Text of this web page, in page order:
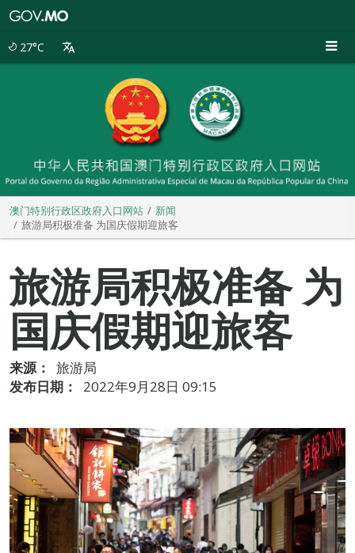
27°C
澳门特别行政区政府入口网站
新闻
旅游局积极准备 为国庆假期迎旅客
旅游局积极准备 为
国庆假期迎旅客
来源：
旅游局
发布日期：
2022年9月28日 09:15